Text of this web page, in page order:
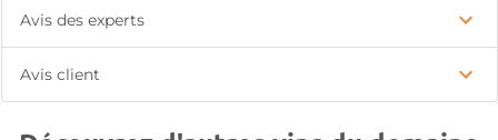
Avis des experts
Avis client